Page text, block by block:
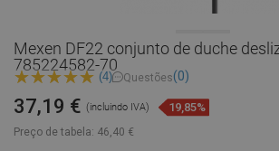
Mexen DF22 conjunto de duche
785224582-70
(4) Questões(0)
Preço de tabela: 46,40 €
37,19 € (incluindo IVA) 19,85%